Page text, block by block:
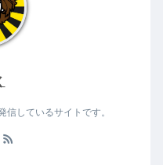
しているサイトです。